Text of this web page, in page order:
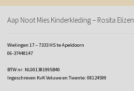
Aap Noot Mies Kinderkleding – Rosita Elizen
Wielingen 17 – 7333 HS te Apeldoorn
06-37448147
BTW nr: NL001381995B40
Ingeschreven KvK Veluwe en Twente: 08124599